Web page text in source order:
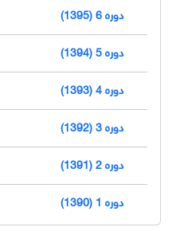
دوره 6 (1395)
دوره 5 (1394)
دوره 4 (1393)
دوره 3 (1392)
دوره 2 (1391)
دوره 1 (1390)